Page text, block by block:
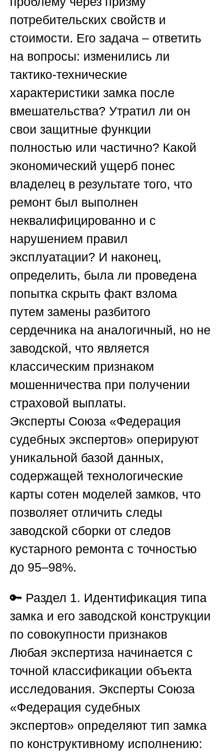
потребительских свойств и
стоимости. Его задача – ответить
на вопросы: изменились ли
тактико-технические
характеристики замка после
вмешательства? Утратил ли он
свои защитные функции
полностью или частично? Какой
экономический ущерб понес
владелец в результате того, что
ремонт был выполнен
неквалифицированно и с
нарушением правил
эксплуатации? И наконец,
определить, была ли проведена
попытка скрыть факт взлома
путем замены разбитого
сердечника на аналогичный, но не
заводской, что является
классическим признаком
мошенничества при получении
страховой выплаты.
Эксперты Союза «Федерация
судебных экспертов» оперируют
уникальной базой данных,
содержащей технологические
карты сотен моделей замков, что
позволяет отличить следы
заводской сборки от следов
кустарного ремонта с точностью
до 95–98%.
🔑 Раздел 1. Идентификация типа
замка и его заводской конструкции
по совокупности признаков
Любая экспертиза начинается с
точной классификации объекта
исследования. Эксперты Союза
«Федерация судебных
экспертов» определяют тип замка
по конструктивному исполнению: